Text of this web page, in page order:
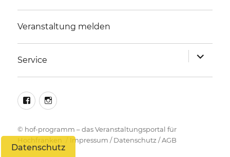
Veranstaltung melden
Service
anzeigen
facebookinstagram
© hof-programm – das Veranstaltungsportal für
Hochfranken
Impressum /Datenschutz /AGB
Datenschutz